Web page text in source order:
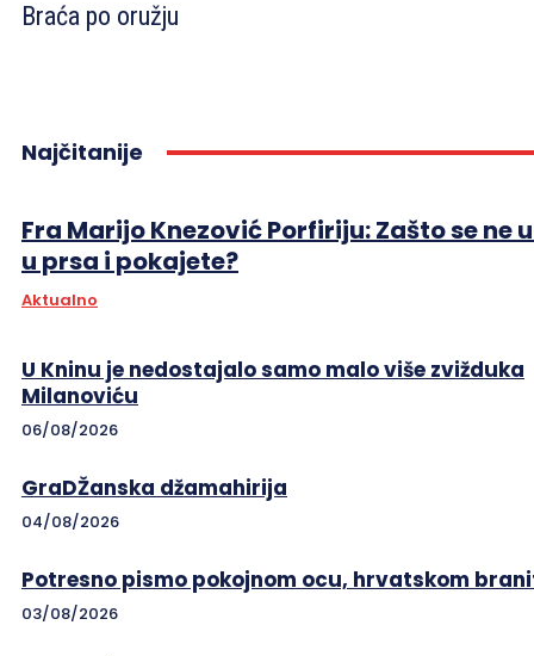
Braća po oružju
Najčitanije
Fra Marijo Knezović Porfiriju: Zašto se ne
u prsa i pokajete?
Aktualno
U Kninu je nedostajalo samo malo više zvižduka
Milanoviću
06/08/2026
GraDŽanska džamahirija
04/08/2026
Potresno pismo pokojnom ocu, hrvatskom
03/08/2026